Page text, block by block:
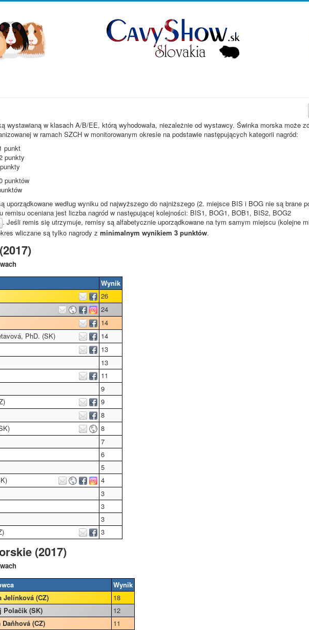
wystawianą w klasach A/B/EE, którą wyhodowała, niezależnie od wystawcy. Świnka morska może
w ramach SZCH w monitorowanym okresie na podstawie następujących kategorii nagród:
punkt
punkty
punktów
uporządkowane według wyniku od najwyższego do najniższego (2. miejsce BIS i BOG nie są brane
remisu oceniana jest liczba nagród w następującej kolejności: BIS1, BOG1, BOB1, BIS2, BOG2
. Jeśli remis się utrzymuje, remisy są alfabetycznie uporządkowane na tym samym miejscu (kolejne
wliczane są tylko nagrody z minimalnym wynikiem 3 punktów.
Wynik
26
24
14
PhD. (SK)
14
13
13
11
9
9
8
8
7
6
5
4
3
3
3
3
(2017)
Wynik
Jelínková (CZ)
18
Polačik (SK)
12
Daňhová (CZ)
11